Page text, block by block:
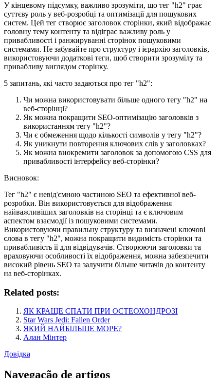
У кінцевому підсумку, важливо зрозуміти, що тег "h2" грає
суттєву роль у веб-розробці та оптимізації для пошукових
систем. Цей тег створює заголовок сторінки, який відображає
головну тему контенту та відіграє важливу роль у
привабливості і ранжируванні сторінок пошуковими
системами. Не забувайте про структуру і ієрархію заголовків,
використовуючи додаткові теги, щоб створити зрозумілу та
привабливу виглядом сторінку.
5 запитань, які часто задаються про тег "h2":
Чи можна використовувати більше одного тегу "h2" на
веб-сторінці?
Як можна покращити SEO-оптимізацію заголовків з
використанням тегу "h2"?
Чи є обмеження щодо кількості символів у тегу "h2"?
Як уникнути повторення ключових слів у заголовках?
Як можна виокремити заголовок за допомогою CSS для
привабливості інтерфейсу веб-сторінки?
Висновок:
Тег "h2" є невід'ємною частиною SEO та ефективної веб-
розробки. Він використовується для відображення
найважливіших заголовків на сторінці та є ключовим
аспектом взаємодії із пошуковими системами.
Використовуючи правильну структуру та визначені ключові
слова в тегу "h2", можна покращити видимість сторінки та
привабливість її для відвідувачів. Створюючи заголовки та
враховуючи особливості їх відображення, можна забезпечити
високий рівень SEO та залучити більше читачів до контенту
на веб-сторінках.
Related posts:
ЯК КРАЩЕ СПАТИ ПРИ ОСТЕОХОНДРОЗІ
Star Wars Jedi: Fallen Order
ЯКИЙ НАЙБІЛЬШЕ МОРЕ?
Алан Мінтер
Довідка
Navegação de artigos